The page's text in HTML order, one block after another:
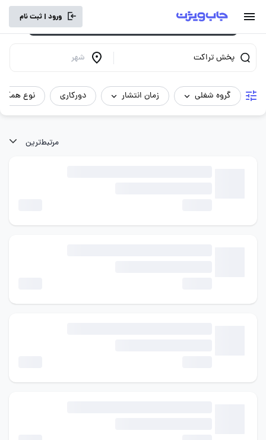
ورود | ثبت نام
پخش تراکت شهر
گروه شغلی زمان انتشار دورکاری نوع
برای تجربه کاربری بهتر و سرعت بالاتر، vpn
خود را خاموش کنید.